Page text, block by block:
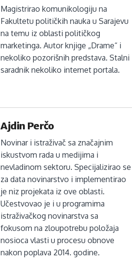
Magistrirao komunikologiju na
Fakultetu političkih nauka u Sarajevu
na temu iz oblasti političkog
marketinga. Autor knjige „Drame“ i
nekoliko pozorišnih predstava. Stalni
saradnik nekoliko internet portala.
Ajdin Perčo
Novinar i istraživač sa značajnim
iskustvom rada u medijima i
nevladinom sektoru. Specijalizirao se
za data novinarstvo i implementirao
je niz projekata iz ove oblasti.
Učestvovao je i u programima
istraživačkog novinarstva sa
fokusom na zloupotrebu položaja
nosioca vlasti u procesu obnove
nakon poplava 2014. godine.